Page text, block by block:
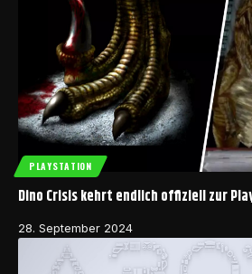
PLAYSTATION
Dino Crisis kehrt endlich offiziell zur
28. September 2024